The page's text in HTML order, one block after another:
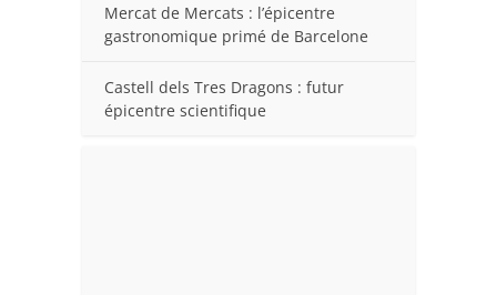
Mercat de Mercats : l’épicentre
gastronomique primé de Barcelone
Castell dels Tres Dragons : futur
épicentre scientifique